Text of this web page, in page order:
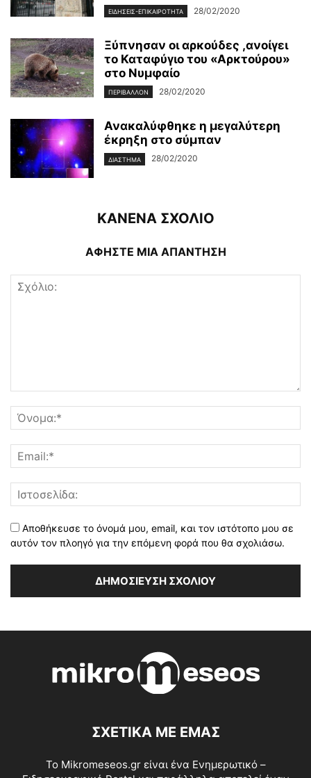
ΕΙΔΉΣΕΙΣ-ΕΠΙΚΑΙΡΌΤΗΤΑ 28/02/2020
Ξύπνησαν οι αρκούδες ,ανοίγει
το Καταφύγιο του «Αρκτούρου»
στο Νυμφαίο
ΠΕΡΙΒΆΛΛΟΝ 28/02/2020
Ανακαλύφθηκε η μεγαλύτερη
έκρηξη στο σύμπαν
ΔΙΆΣΤΗΜΑ 28/02/2020
ΚΑΝΕΝΑ ΣΧΟΛΙΟ
ΑΦΗΣΤΕ ΜΙΑ ΑΠΑΝΤΗΣΗ
Αποθήκευσε το όνομά μου, email, και τον ιστότοπο μου σε
αυτόν τον πλοηγό για την επόμενη φορά που θα σχολιάσω.
ΣΧΕΤΙΚΑ ΜΕ ΕΜΑΣ
Το Mikromeseos.gr είναι ένα Ενημερωτικό –